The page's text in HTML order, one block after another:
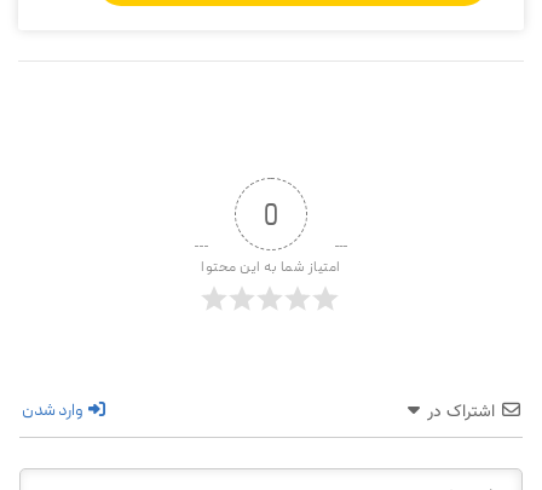
0
امتیاز شما به این محتوا
اشتراک در وارد شدن